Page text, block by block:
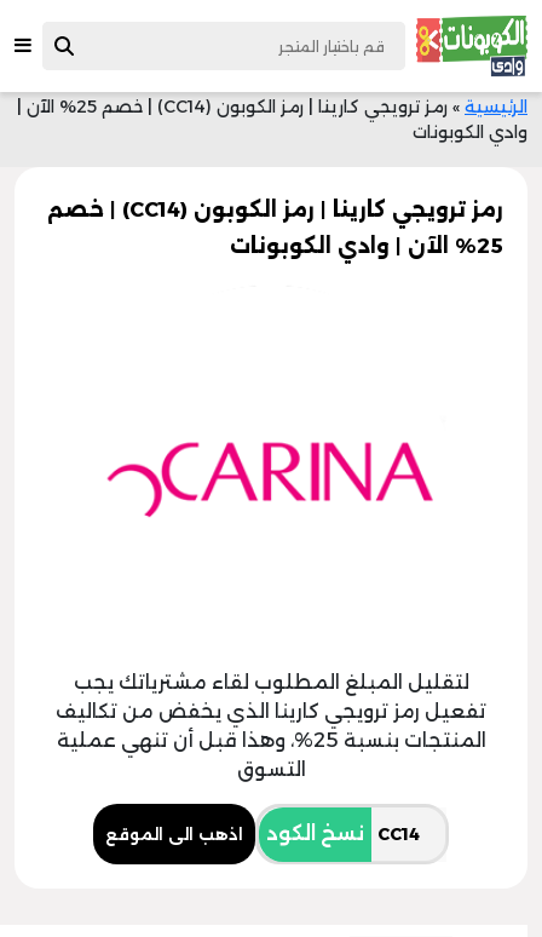
الرئيسية »
رمز ترويجي كارينا | رمز الكوبون (CC14) | خصم 25% الآن |
وادي الكوبونات
رمز ترويجي كارينا | رمز الكوبون (CC14) | خصم
25% الآن | وادي الكوبونات
لتقليل المبلغ المطلوب لقاء مشترياتك يجب
تفعيل رمز ترويجي كارينا الذي يخفض من تكاليف
المنتجات بنسبة 25%، وهذا قبل أن تنهي عملية
التسوق
نسخ الكود اذهب الى الموقع